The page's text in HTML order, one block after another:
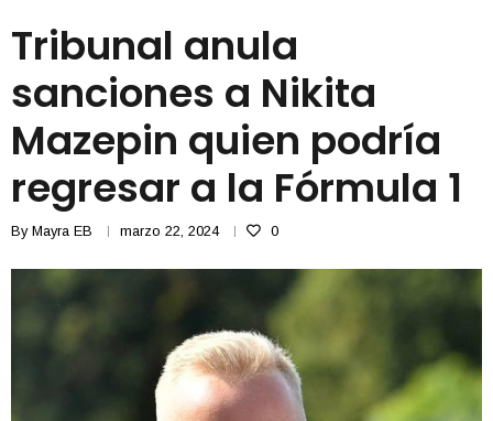
Tribunal anula
sanciones a Nikita
Mazepin quien podría
regresar a la Fórmula 1
By Mayra EB marzo 22, 2024 0